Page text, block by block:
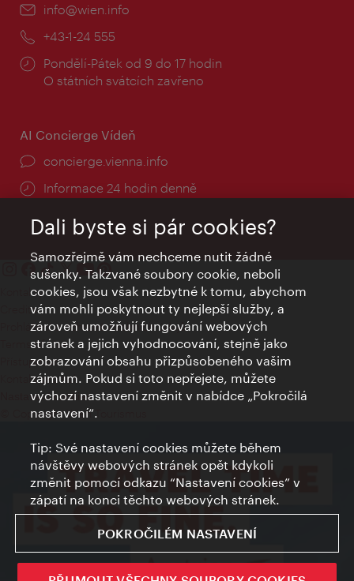
E-
info@wien.info
Telefon:
+43-1-24 555
Provozní
doba:
Pondělí-Pátek od 9 do 17 hodin
O státních svátcích zavřeno
AI Concierge Vídeň
concierge.vienna.info
Informace 24 hodin denně
Kontakty
Credits
Prohlášení o ochraně osobních údajů
Terms of Use
Přístupnost
Kontakt pro tisk
Nastavení cookies
© Copyright Wien Tourismus
Dali byste si pár cookies?
Samozřejmě vám nechceme nutit žádné
sušenky. Takzvané soubory cookie, neboli
cookies, jsou však nezbytné k tomu, abychom
vám mohli poskytnout ty nejlepší služby, a
zároveň umožňují fungování webových
stránek a jejich vyhodnocování, stejně jako
zobrazování obsahu přizpůsobeného vašim
zájmům. Pokud si toto nepřejete, můžete
výchozí nastavení změnit v nabídce „Pokročilá
nastavení“.
Tip: Své nastavení cookies můžete během
návštěvy webových stránek opět kdykoli
změnit pomocí odkazu “Nastavení cookies” v
zápatí na konci těchto webových stránek.
POKROČILÉM NASTAVENÍ